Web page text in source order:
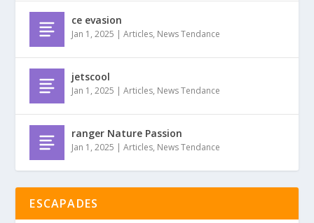
ce evasion
Jan 1, 2025 |Articles, News Tendance
jetscool
Jan 1, 2025 |Articles, News Tendance
ranger Nature Passion
Jan 1, 2025 |Articles, News Tendance
ESCAPADES